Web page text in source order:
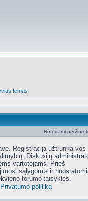
temas
Norėdami
Registracija užtrunka vos
Diskusijų
vartotojams. Prieš
sąlygomis ir
forumo taisykles.
Privatumo politika